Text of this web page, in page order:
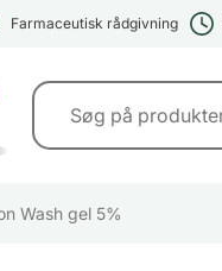
Farmaceutisk rådgivning
Wash gel 5%